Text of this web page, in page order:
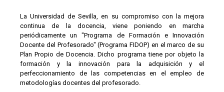
La Universidad de Sevilla, en su compromiso con la mejora
continua de la docencia, viene poniendo en marcha
periódicamente un "Programa de Formación e Innovación
Docente del Profesorado" (Programa FIDOP) en el marco de su
Plan Propio de Docencia. Dicho programa tiene por objeto la
formación y la innovación para la adquisición y el
perfeccionamiento de las competencias en el empleo de
metodologías docentes del profesorado.